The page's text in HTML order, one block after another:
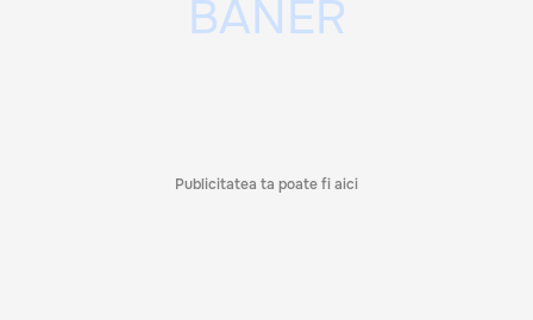
Publicitatea ta poate fi aici